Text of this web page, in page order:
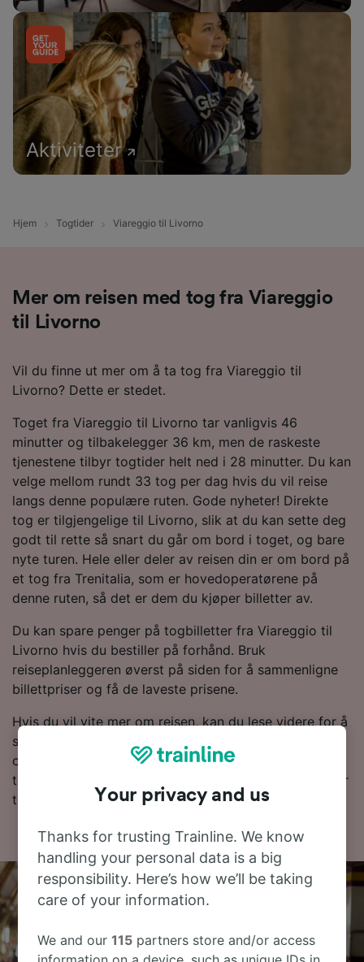
Aktiviteter
Hjem Togtider Viareggio til Livorno
Mer om reisen med tog fra Viareggio
til Livorno
Vil du finne ut mer om å ta tog fra Viareggio til
Livorno? Dette er stedet.
Toget fra Viareggio til Livorno tar vanligvis 46
minutter og tilbakelegger 36 km, men de raskeste
tjenestene tilbyr togtider helt ned i 28 minutter. Du kan
velge mellom rundt 33 tog per dag hvis du vil reise
langs denne populære ruten. Gode nyheter! Direkte
tog er tilgjengelige til Livorno, slik at du kan sette deg
godt til rette så snart du går om bord i toget, og bare
nyte turen. Hele eller deler av reisen din er om bord på
et tog fra Trenitalia, som er hovedoperatørene på
denne ruten, så det er dem du kjøper billetter av.
Du kan spare penger på togbilletter fra Viareggio til
Livorno hvis du bestiller på forhånd. Bruk
reiseplanleggeren øverst på siden for å sammenligne
billettpriser og få de laveste prisene.
Hvis du vil vite mer om reisen, kan du lese videre for å
se rutetabeller, tips om å finne billetter til en lav pris
og vanlige spørsmål, inkludert dagens første og siste
tog. Vil du gå rett til bestillingen? Start søket ditt etter
togbilletter hos oss i dag!Your privacy and us
Thanks for trusting Trainline. We know
handling your personal data is a big
responsibility. Here’s how we’ll be taking
care of your information.
We and our115 partners store and/or access